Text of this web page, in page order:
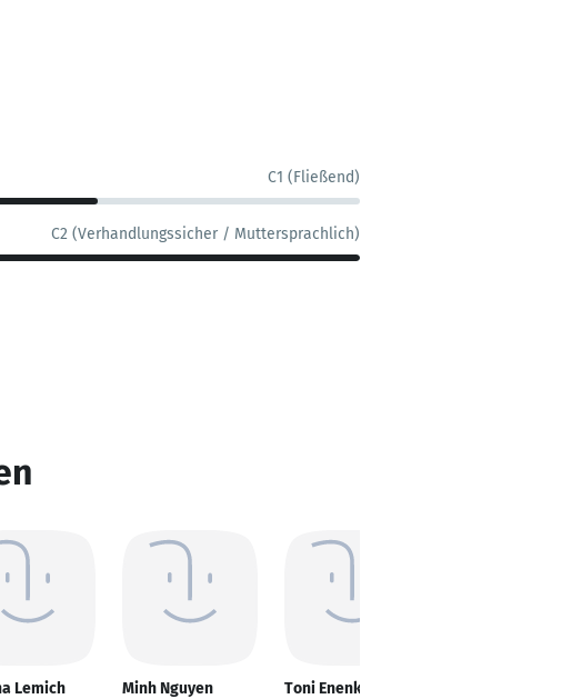
C1 (Fließend)
C2 (Verhandlungssicher / Muttersprachlich)
Lemich Minh Nguyen Toni Enenkel